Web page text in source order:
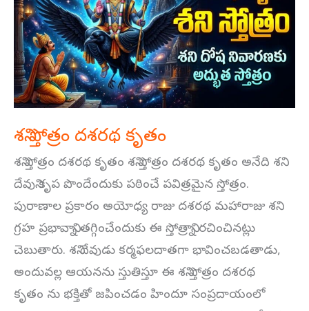
శని స్తోత్రం దశరథ కృతం
శని స్తోత్రం దశరథ కృతం శని స్తోత్రం దశరథ కృతం అనేది శని
దేవుని కృప పొందేందుకు పఠించే పవిత్రమైన స్తోత్రం.
పురాణాల ప్రకారం అయోధ్య రాజు దశరథ మహారాజు శని
గ్రహ ప్రభావాన్ని తగ్గించేందుకు ఈ స్తోత్రాన్ని రచించినట్లు
చెబుతారు. శని దేవుడు కర్మఫలదాతగా భావించబడతాడు,
అందువల్ల ఆయనను స్తుతిస్తూ ఈ శని స్తోత్రం దశరథ
కృతం ను భక్తితో జపించడం హిందూ సంప్రదాయంలో
దశరథ
కృతం